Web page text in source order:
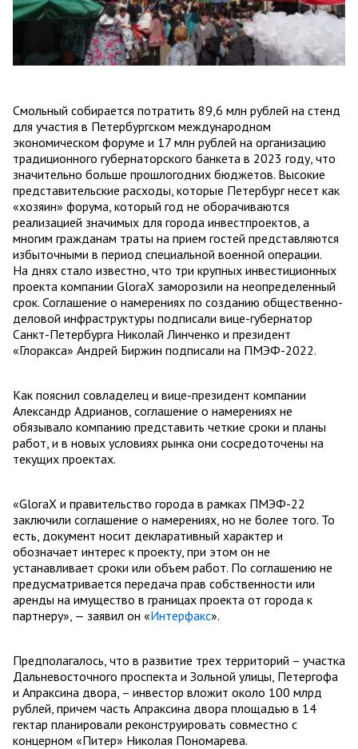
Смольный собирается потратить 89,6 млн рублей на стенд
для участия в Петербургском международном
экономическом форуме и 17 млн рублей на организацию
традиционного губернаторского банкета в 2023 году, что
значительно больше прошлогодних бюджетов. Высокие
представительские расходы, которые Петербург несет как
«хозяин» форума, который год не оборачиваются
реализацией значимых для города инвестпроектов, а
многим гражданам траты на прием гостей представляются
избыточными в период специальной военной операции.
На днях стало известно, что три крупных инвестиционных
проекта компании GloraX заморозили на неопределенный
срок. Соглашение о намерениях по созданию общественно-
деловой инфраструктуры подписали вице-губернатор
Санкт-Петербурга Николай Линченко и президент
«Глоракса» Андрей Биржин подписали на ПМЭФ-2022.
Как пояснил совладелец и вице-президент компании
Александр Адрианов, соглашение о намерениях не
обязывало компанию представить четкие сроки и планы
работ, и в новых условиях рынка они сосредоточены на
текущих проектах.
«GloraX и правительство города в рамках ПМЭФ-22
заключили соглашение о намерениях, но не более того. То
есть, документ носит декларативный характер и
обозначает интерес к проекту, при этом он не
устанавливает сроки или объем работ. По соглашению не
предусматривается передача прав собственности или
аренды на имущество в границах проекта от города к
партнеру», — заявил он «Интерфакс».
Предполагалось, что в развитие трех территорий – участка
Дальневосточного проспекта и Зольной улицы, Петергофа
и Апраксина двора, – инвестор вложит около 100 млрд
рублей, причем часть Апраксина двора площадью в 14
гектар планировали реконструировать совместно с
концерном «Питер» Николая Пономарева.